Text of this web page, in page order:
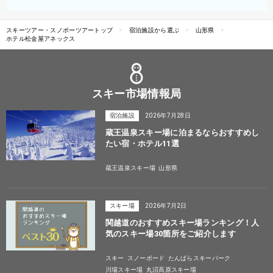
スキーツアー・スノボーツアートップ 宿泊施設から選ぶ
山形県
ホテル松金屋アネックス
スキー市場情報局
宿泊施設 2026年7月28日
蔵王温泉スキー場に泊まるならおすすめし
たい宿・ホテル11選
蔵王温泉スキー場 山形県
スキー場 2026年7月2日
関越道のおすすめスキー場ランキング！人
気のスキー場30箇所をご紹介します
スキー スノーボード
たんばらスキーパーク
川場スキー場
丸沼高原スキー場